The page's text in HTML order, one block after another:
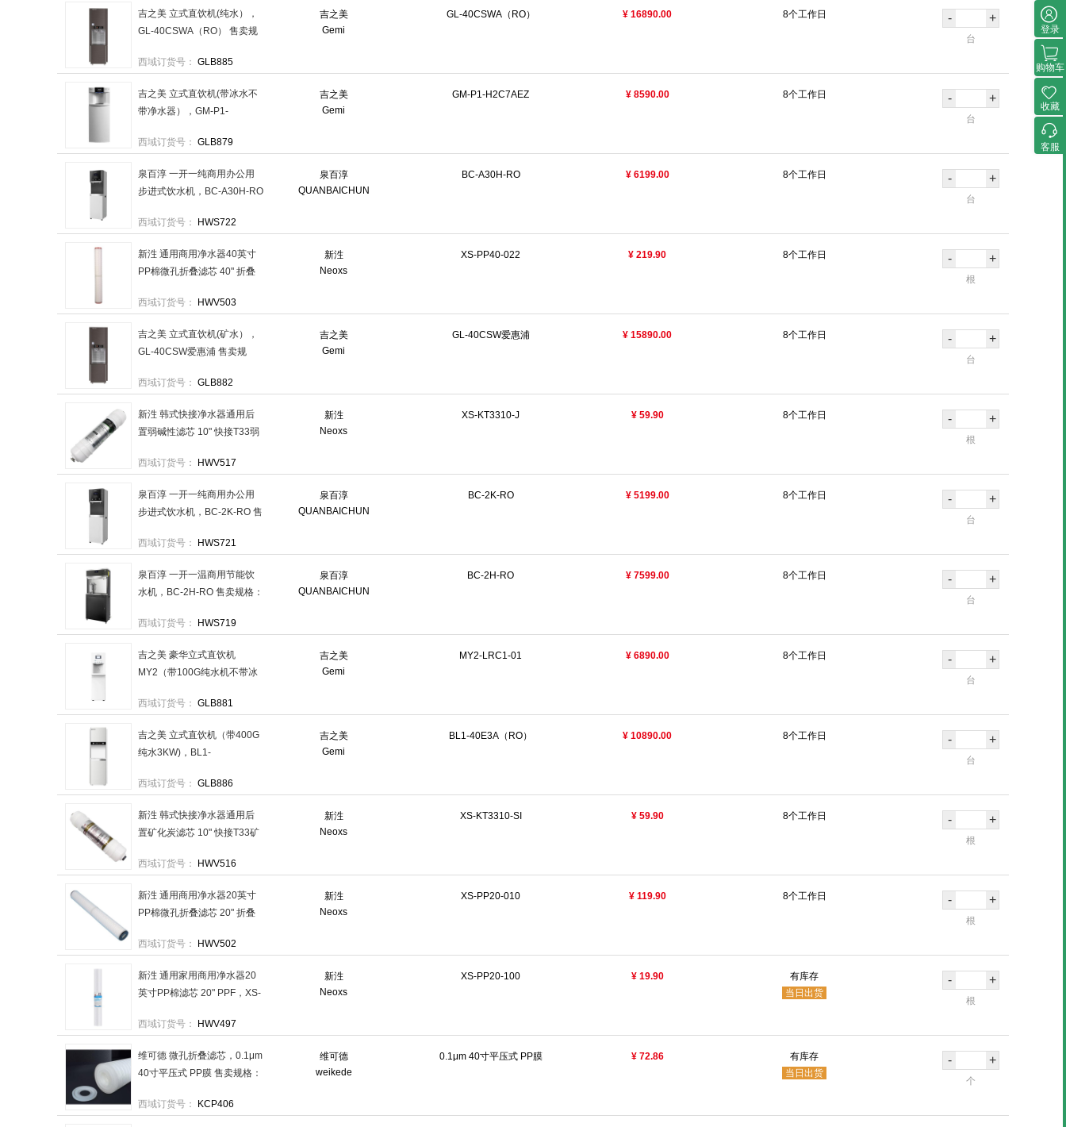
吉之美
Gemi
GL-40CSWA（RO） ¥ 16890.00 8个工作日
吉之美 立式直饮机(纯水），
GL-40CSWA（RO） 售卖规
西域订货号： GLB885
- +
台
吉之美
Gemi
GM-P1-H2C7AEZ ¥ 8590.00 8个工作日
吉之美 立式直饮机(带冰水不
带净水器），GM-P1-
西域订货号： GLB879
- +
台
泉百淳
QUANBAICHUN
BC-A30H-RO ¥ 6199.00 8个工作日
泉百淳 一开一纯商用办公用
步进式饮水机，BC-A30H-RO
西域订货号：
HWS722
- +
台
新泩
Neoxs
XS-PP40-022 ¥ 219.90 8个工作日
新泩 通用商用净水器40英寸
PP棉微孔折叠滤芯 40" 折叠
规格：1根
西域订货号： HWV503
- +
根
吉之美
Gemi
GL-40CSW爱惠浦 ¥ 15890.00 8个工作日
吉之美 立式直饮机(矿水），
GL-40CSW爱惠浦 售卖规
西域订货号： GLB882
- +
台
新泩
Neoxs
XS-KT3310-J ¥ 59.90 8个工作日
新泩 韩式快接净水器通用后
置弱碱性滤芯 10" 快接T33弱
格：1根
西域订货号： HWV517
- +
根
泉百淳
QUANBAICHUN
BC-2K-RO ¥ 5199.00 8个工作日
泉百淳 一开一纯商用办公用
步进式饮水机，BC-2K-RO 售
西域订货号：
HWS721
- +
台
泉百淳
QUANBAICHUN
BC-2H-RO ¥ 7599.00 8个工作日
泉百淳 一开一温商用节能饮
水机，BC-2H-RO 售卖规格：
西域订货号：
HWS719
- +
台
吉之美
Gemi
MY2-LRC1-01 ¥ 6890.00 8个工作日
吉之美 豪华立式直饮机
MY2（带100G纯水机不带冰
格：1台
西域订货号： GLB881
- +
台
吉之美
Gemi
BL1-40E3A（RO） ¥ 10890.00 8个工作日
吉之美 立式直饮机（带400G
纯水3KW)，BL1-
台
西域订货号： GLB886
- +
台
新泩
Neoxs
XS-KT3310-SI ¥ 59.90 8个工作日
新泩 韩式快接净水器通用后
置矿化炭滤芯 10" 快接T33矿
格：1根
西域订货号： HWV516
- +
根
新泩
Neoxs
XS-PP20-010 ¥ 119.90 8个工作日
新泩 通用商用净水器20英寸
PP棉微孔折叠滤芯 20" 折叠
规格：1根
西域订货号： HWV502
- +
根
新泩
Neoxs
XS-PP20-100 ¥ 19.90
有库存
当日出货
新泩 通用家用商用净水器20
英寸PP棉滤芯 20" PPF，XS-
西域订货号：
HWV497
- +
根
维可德
weikede
0.1μm 40寸平压式 PP膜 ¥ 72.86
有库存
当日出货
维可德 微孔折叠滤芯，0.1μm
40寸平压式 PP膜 售卖规格：
西域订货号：
KCP406
- +
个
登录
购物车
收藏
客服